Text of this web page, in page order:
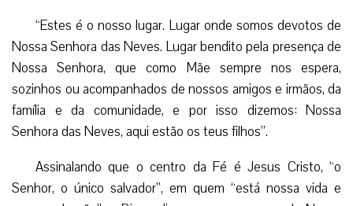
“Estes é o nosso lugar. Lugar onde somos devotos de
Nossa Senhora das Neves. Lugar bendito pela presença de
Nossa Senhora, que como Mãe sempre nos espera,
sozinhos ou acompanhados de nossos amigos e irmãos, da
família e da comunidade, e por isso dizemos: Nossa
Senhora das Neves, aqui estão os teus filhos”.
Assinalando que o centro da Fé é Jesus Cristo, “o
Senhor, o único salvador”, em quem “está nossa vida e